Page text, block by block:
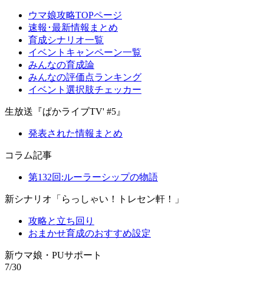
ウマ娘攻略TOPページ
速報･最新情報まとめ
育成シナリオ一覧
イベントキャンペーン一覧
みんなの育成論
みんなの評価点ランキング
イベント選択肢チェッカー
生放送『ぱかライブTV' #5』
発表された情報まとめ
コラム記事
第132回:ルーラーシップの物語
新シナリオ「らっしゃい！トレセン軒！」
攻略と立ち回り
おまかせ育成のおすすめ設定
新ウマ娘・PUサポート
7/30